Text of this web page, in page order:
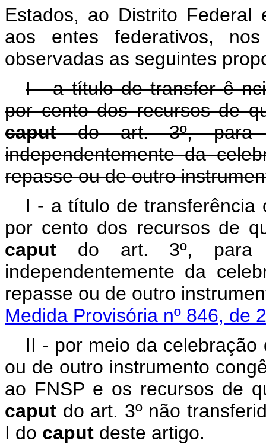
Estados, ao Distrito Federal
aos entes federativos,
observadas as seguintes
I - a título de transferê
por cento dos recursos de
caputdo art. 3º,
independentemente da
repasse ou de outro
I - a título de transferência
por cento dos recursos de
caput do art. 3º, para
independentemente da
repasse ou de outro
Medida Provisória nº 846, de
II - por meio da
ou de outro instrumento
ao FNSP e os recursos de
caput do art. 3º não
I do caput deste artigo.